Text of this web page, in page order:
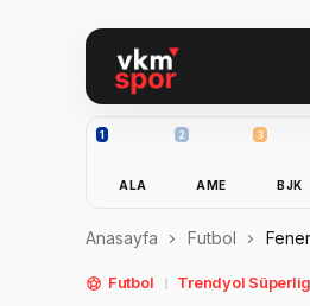
1
ALA
2
AME
3
BJK
Anasayfa Futbol
Futbol Trendyol Süperlig